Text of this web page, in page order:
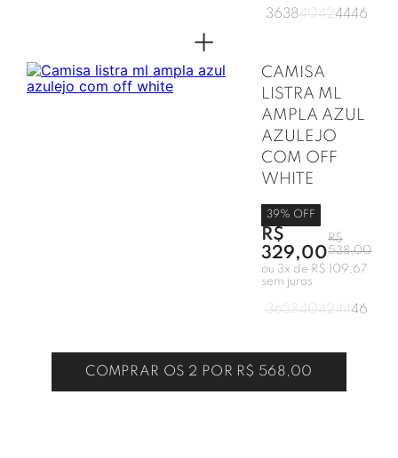
363840424446
+
CAMISA
LISTRA ML
AMPLA AZUL
AZULEJO
COM OFF
WHITE
39% OFF
R$
329,00
R$
538,00
ou 3x de R$ 109,67
sem juros
363840424446
COMPRAR OS 2 POR R$ 568,00